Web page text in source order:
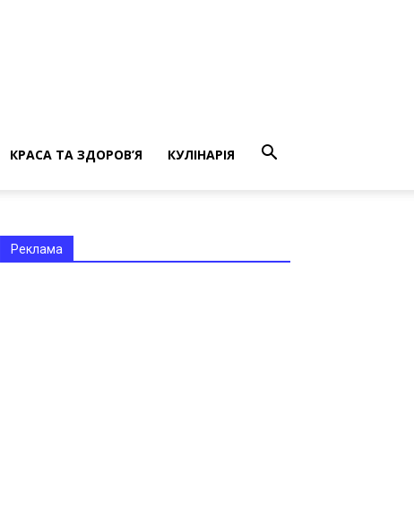
КРАСА ТА ЗДОРОВ’Я КУЛІНАРІЯ
Реклама